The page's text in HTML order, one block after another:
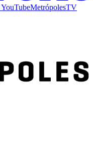
YouTubeMetrópolesTV